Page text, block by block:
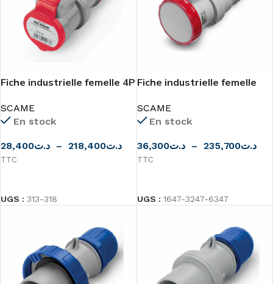
Fiche industrielle femelle 4P
SCAME
En stock
د.ت28,400 – د.ت218,400
TTC
UGS : 313-318
Fiche industrielle femelle
SCAME
En stock
د.ت36,300 – د.ت235,700
TTC
UGS : 1647-3247-6347